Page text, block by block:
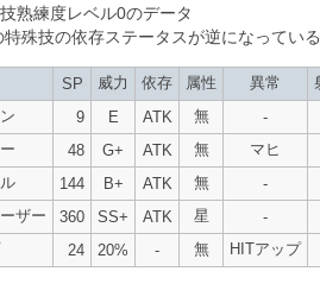
熟練度レベル0のデータ
殊技の依存ステータスが逆になってい
SP 威力 依存 属性 異常
9 E ATK 無 -
48 G+ ATK 無 マヒ
144 B+ ATK 無 -
ザー
360 SS+ ATK 星 -
24 20% - 無 HITアップ